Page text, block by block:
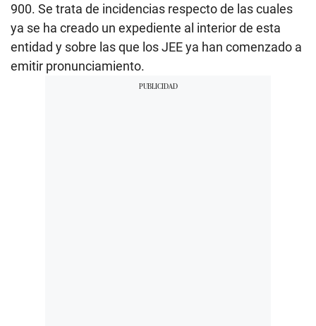
900. Se trata de incidencias respecto de las cuales
ya se ha creado un expediente al interior de esta
entidad y sobre las que los JEE ya han comenzado a
emitir pronunciamiento.